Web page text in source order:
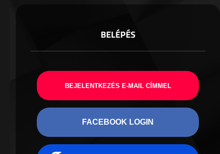
BELÉPÉS
BEJELENTKEZÉS E-MAIL CÍMMEL
FACEBOOK LOGIN